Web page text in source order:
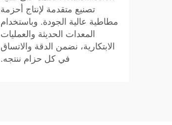
تصنيع متقدمة لإنتاج أحزمة
مطاطية عالية الجودة. وباستخدام
المعدات الحديثة والعمليات
الابتكارية، نضمن الدقة والاتساق
في كل حزام ننتجه.